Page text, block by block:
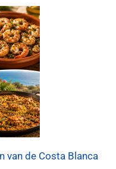
van de Costa Blanca